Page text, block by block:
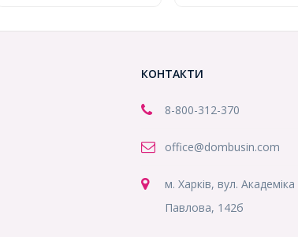
КОНТАКТИ
8-800-312-370
office@dombusin.com
м. Харків, вул. Академіка
Павлова, 142б